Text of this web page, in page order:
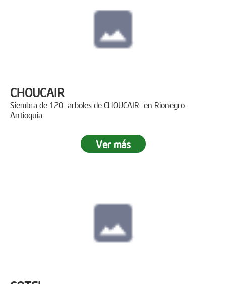
CHOUCAIR
Siembra de 120 arboles de CHOUCAIR en Rionegro -
Antioquia
Ver más